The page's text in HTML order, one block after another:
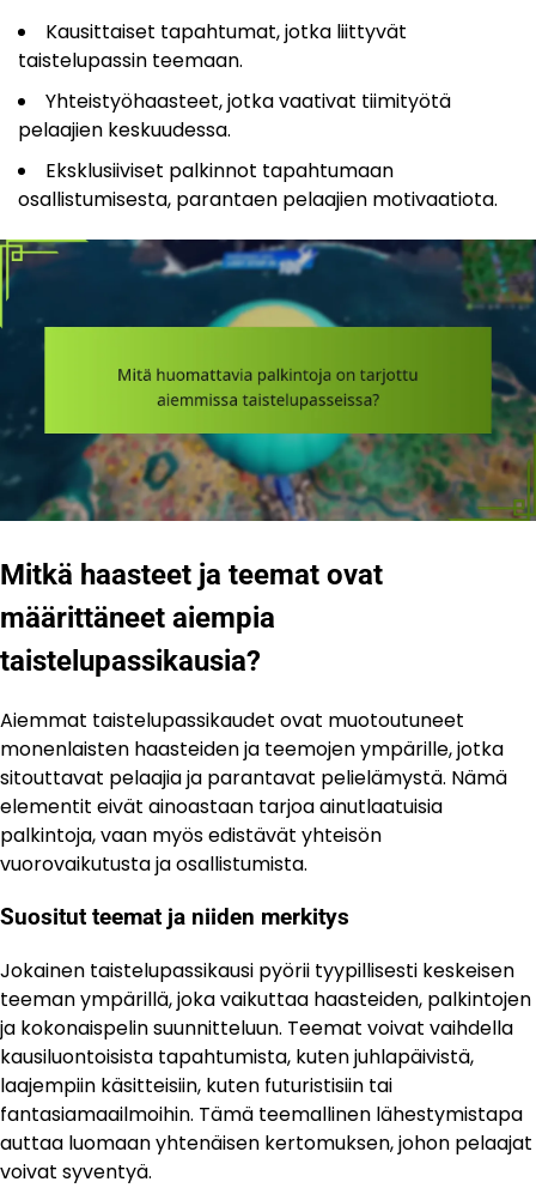
Kausittaiset tapahtumat, jotka liittyvät
taistelupassin teemaan.
Yhteistyöhaasteet, jotka vaativat tiimityötä
pelaajien keskuudessa.
Eksklusiiviset palkinnot tapahtumaan
osallistumisesta, parantaen pelaajien motivaatiota.
Mitkä haasteet ja teemat ovat
määrittäneet aiempia
taistelupassikausia?
Aiemmat taistelupassikaudet ovat muotoutuneet
monenlaisten haasteiden ja teemojen ympärille, jotka
sitouttavat pelaajia ja parantavat pelielämystä. Nämä
elementit eivät ainoastaan tarjoa ainutlaatuisia
palkintoja, vaan myös edistävät yhteisön
vuorovaikutusta ja osallistumista.
Suositut teemat ja niiden merkitys
Jokainen taistelupassikausi pyörii tyypillisesti keskeisen
teeman ympärillä, joka vaikuttaa haasteiden, palkintojen
ja kokonaispelin suunnitteluun. Teemat voivat vaihdella
kausiluontoisista tapahtumista, kuten juhlapäivistä,
laajempiin käsitteisiin, kuten futuristisiin tai
fantasiamaailmoihin. Tämä teemallinen lähestymistapa
auttaa luomaan yhtenäisen kertomuksen, johon pelaajat
voivat syventyä.